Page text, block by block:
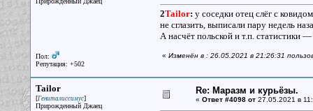
Пол:
Репутация: +502
2Tailor: у соседки отец слёг с
не сглазить, выписали пару недель
А насчёт польской и т.п. статистики
« Изменён в : 26.05.2021 в 21:26:31
Tailor
[Гениталиссимус]
Прирожденный Джаец
Re: Маразм и курьёзы.
« Ответ #4098 от27.05.2021 в